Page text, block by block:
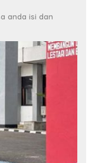
anda isi dan